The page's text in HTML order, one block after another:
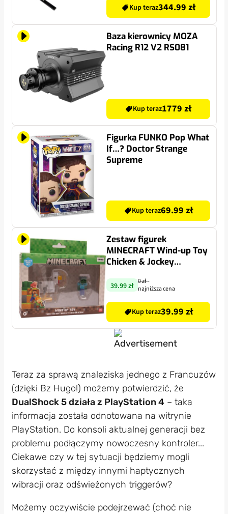
Kup teraz344.99 zł
Baza kierownicy MOZA
Racing R12 V2 RS081
Kup teraz1779 zł
Figurka FUNKO Pop What
If…? Doctor Strange
Supreme
Kup teraz69.99 zł
Zestaw figurek
MINECRAFT Wind-up Toy
Chicken & Jockey
39.99 zł 0 zł-
najniższa cena
Kup teraz39.99 zł
Teraz za sprawą znaleziska jednego z Francuzów
(dzięki Bz Hugo!) możemy potwierdzić, że
DualShock 5 działa z PlayStation 4– taka
informacja została odnotowana na witrynie
PlayStation. Do konsoli aktualnej generacji bez
problemu podłączymy nowoczesny kontroler...
Ciekawe czy w tej sytuacji będziemy mogli
skorzystać z między innymi haptycznych
wibracji oraz odświeżonych triggerów?
Możemy oczywiście podejrzewać (choć nie